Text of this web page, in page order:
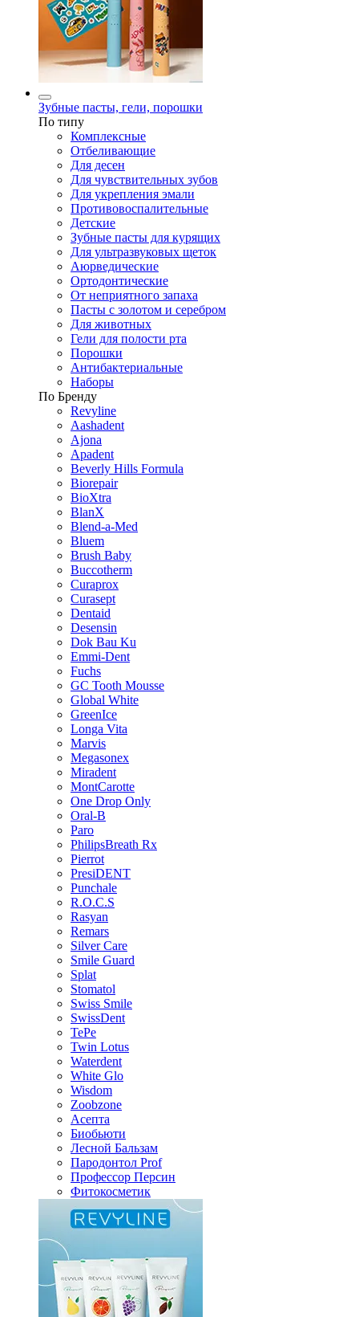
Зубные пасты, гели, порошки
По типу
Комплексные
Отбеливающие
Для десен
Для чувствительных зубов
Для укрепления эмали
Противовоспалительные
Детские
Зубные пасты для курящих
Для ультразвуковых щеток
Аюрведические
Ортодонтические
От неприятного запаха
Пасты с золотом и серебром
Для животных
Гели для полости рта
Порошки
Антибактериальные
Наборы
По Бренду
Revyline
Aashadent
Ajona
Apadent
Beverly Hills Formula
Biorepair
BioXtra
BlanX
Blend-a-Med
Bluem
Brush Baby
Buccotherm
Curaprox
Curasept
Dentaid
Desensin
Dok Bau Ku
Emmi-Dent
Fuchs
GC Tooth Mousse
Global White
GreenIce
Longa Vita
Marvis
Megasonex
Miradent
MontCarotte
One Drop Only
Oral-B
Paro
PhilipsBreath Rx
Pierrot
PresiDENT
Punchale
R.O.C.S
Rasyan
Remars
Silver Care
Smile Guard
Splat
Stomatol
Swiss Smile
SwissDent
TePe
Twin Lotus
Waterdent
White Glo
Wisdom
Zoobzone
Асепта
Биобьюти
Лесной Бальзам
Пародонтол Prof
Профессор Персин
Фитокосметик